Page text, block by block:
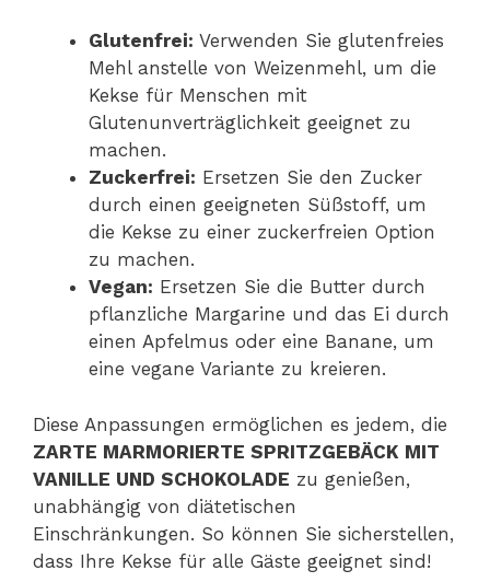
Glutenfrei: Verwenden Sie glutenfreies
Mehl anstelle von Weizenmehl, um die
Kekse für Menschen mit
Glutenunverträglichkeit geeignet zu
machen.
Zuckerfrei: Ersetzen Sie den Zucker
durch einen geeigneten Süßstoff, um
die Kekse zu einer zuckerfreien Option
zu machen.
Vegan: Ersetzen Sie die Butter durch
pflanzliche Margarine und das Ei durch
einen Apfelmus oder eine Banane, um
eine vegane Variante zu kreieren.
Diese Anpassungen ermöglichen es jedem, die
ZARTE MARMORIERTE SPRITZGEBÄCK MIT
VANILLE UND SCHOKOLADE zu genießen,
unabhängig von diätetischen
Einschränkungen. So können Sie sicherstellen,
dass Ihre Kekse für alle Gäste geeignet sind!